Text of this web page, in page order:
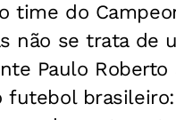
time do
não se trata de
Paulo